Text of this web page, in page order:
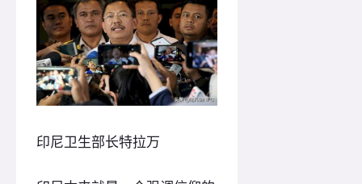
印尼卫生部长特拉万